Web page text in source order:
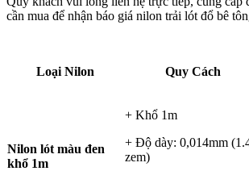
cần mua để nhận báo giá nilon trải lót đổ bê
Loại Nilon Quy Cách
Nilon lót màu đen
khổ 1m
+ Khổ 1m
+ Độ dày: 0,014mm
zem)